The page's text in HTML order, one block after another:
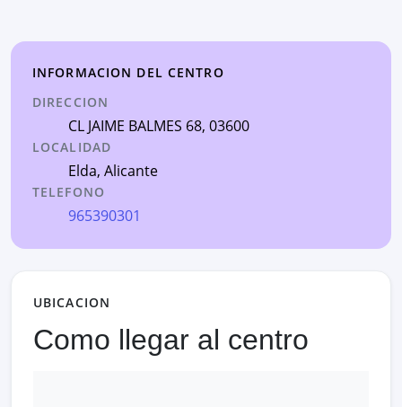
INFORMACION DEL CENTRO
DIRECCION
CL JAIME BALMES 68, 03600
LOCALIDAD
Elda, Alicante
TELEFONO
965390301
UBICACION
Como llegar al centro